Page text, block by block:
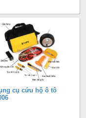
cụ cứu hộ ô tô